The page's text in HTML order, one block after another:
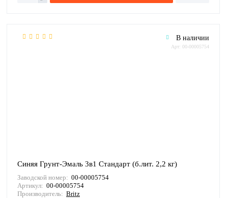
В наличии
Арт: 00-00005754
Синяя Грунт-Эмаль 3в1 Стандарт (б.лит. 2,2 кг)
Заводской номер: 00-00005754
Артикул: 00-00005754
Производитель: Britz